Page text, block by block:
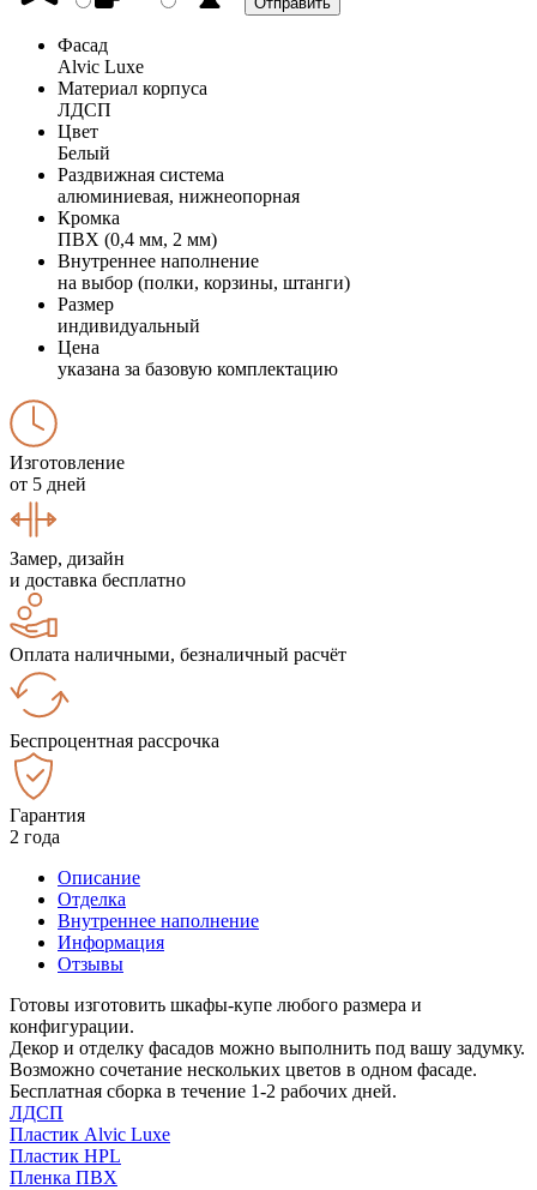
Фасад
Alvic Luxe
Материал корпуса
ЛДСП
Цвет
Белый
Раздвижная система
алюминиевая, нижнеопорная
Кромка
ПВХ (0,4 мм, 2 мм)
Внутреннее наполнение
на выбор (полки, корзины, штанги)
Размер
индивидуальный
Цена
указана за базовую комплектацию
Изготовление
от 5 дней
Замер, дизайн
и доставка бесплатно
Оплата наличными, безналичный расчёт
Беспроцентная рассрочка
Гарантия
2 года
Описание
Отделка
Внутреннее наполнение
Информация
Отзывы
Готовы изготовить шкафы-купе любого размера и
конфигурации.
Декор и отделку фасадов можно выполнить под вашу задумку.
Возможно сочетание нескольких цветов в одном фасаде.
Бесплатная сборка в течение 1-2 рабочих дней.
ЛДСП
Пластик Alvic Luxe
Пластик HPL
Пленка ПВХ